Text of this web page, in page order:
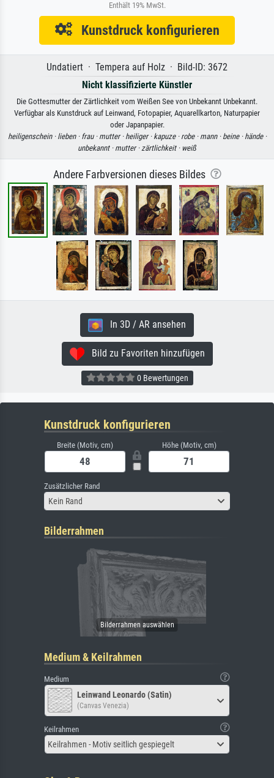
Enthält 19% MwSt.
Kunstdruck konfigurieren
Undatiert · Tempera auf Holz · Bild-ID: 3672
Nicht klassifizierte Künstler
Die Gottesmutter der Zärtlichkeit vom Weißen See von Unbekannt Unbekannt.
Verfügbar als Kunstdruck auf Leinwand, Fotopapier, Aquarellkarton, Naturpapier
oder Japanpapier.
heiligenschein · lieben · frau · mutter · heiliger · kapuze · robe · mann · beine · hände ·
unbekannt · mutter ·zärtlichkeit · weiß
Andere Farbversionen dieses Bildes
In 3D / AR ansehen
Bild zu Favoriten hinzufügen
0 Bewertungen
Kunstdruck konfigurieren
Breite (Motiv, cm) Höhe (Motiv, cm)
Zusätzlicher Rand
Kein Rand
Bilderrahmen
Medium & Keilrahmen
Medium
Leinwand Leonardo (Satin)
(Canvas Venezia)
Keilrahmen
Keilrahmen - Motiv seitlich gespiegelt